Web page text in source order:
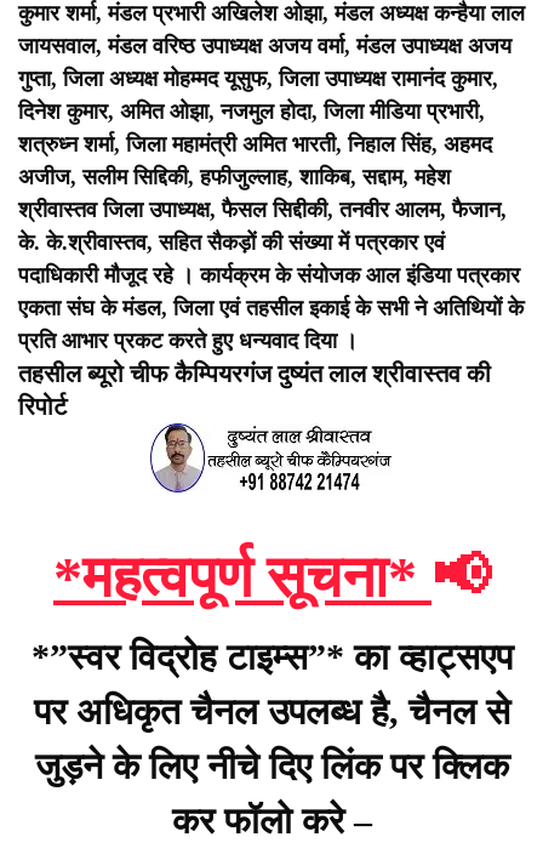
कुमार शर्मा, मंडल प्रभारी अखिलेश ओझा, मंडल अध्यक्ष कन्हैया लाल
जायसवाल, मंडल वरिष्ठ उपाध्यक्ष अजय वर्मा, मंडल उपाध्यक्ष अजय
गुप्ता, जिला अध्यक्ष मोहम्मद यूसुफ, जिला उपाध्यक्ष रामानंद कुमार,
दिनेश कुमार, अमित ओझा, नजमुल होदा, जिला मीडिया प्रभारी,
शत्रुध्न शर्मा, जिला महामंत्री अमित भारती, निहाल सिंह, अहमद
अजीज, सलीम सिद्दिकी, हफीजुल्लाह, शाकिब, सद्दाम, महेश
श्रीवास्तव जिला उपाध्यक्ष, फैसल सिद्दीकी, तनवीर आलम, फैजान,
के. के.श्रीवास्तव, सहित सैकड़ों की संख्या में पत्रकार एवं
पदाधिकारी मौजूद रहे । कार्यक्रम के संयोजक आल इंडिया पत्रकार
एकता संघ के मंडल, जिला एवं तहसील इकाई के सभी ने अतिथियों के
प्रति आभार प्रकट करते हुए धन्यवाद दिया ।
तहसील ब्यूरो चीफ कैम्पियरगंज दुष्यंत लाल श्रीवास्तव की
रिपोर्ट
*महत्वपूर्ण सूचना* 📢
*”स्वर विद्रोह टाइम्स”* का व्हाट्सएप
पर अधिकृत चैनल उपलब्ध है, चैनल से
जुड़ने के लिए नीचे दिए लिंक पर क्लिक
कर फॉलो करे –